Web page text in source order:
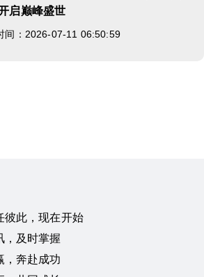
启巅峰盛世
间：2026-07-11 06:50:59
彼此，现在开始
，及时掌握
，奔赴成功